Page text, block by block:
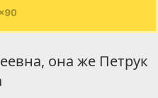
она же Петрук